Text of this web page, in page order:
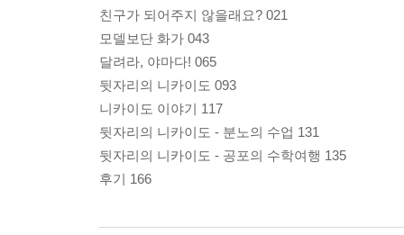
친구가 되어주지 않을래요? 021
모델보단 화가 043
달려라, 야마다! 065
뒷자리의 니카이도 093
니카이도 이야기 117
뒷자리의 니카이도 - 분노의 수업 131
뒷자리의 니카이도 - 공포의 수학여행 135
후기 166